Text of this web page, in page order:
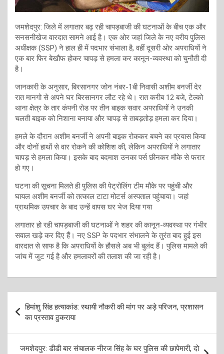
जमशेदपुर: जिले में लगातार बढ़ रही चापड़बाजी की घटनाओं के बीच एक और
सनसनीखेज वारदात सामने आई है। एक ओर जहां जिले के नए वरीय पुलिस
अधीक्षक (SSP) ने हाल ही में पदभार संभाला है, वहीं दूसरी ओर अपराधियों ने
एक बार फिर बेखौफ होकर चापड़ से हमला कर कानून-व्यवस्था को चुनौती दी
है।
जानकारी के अनुसार, बिरसानगर जोन नंबर-1बी निवासी अशीम बनर्जी देर
रात मानगो से अपने घर बिरसानगर लौट रहे थे। रात करीब 12 बजे, टेल्को
थाना क्षेत्र के तार कंपनी रोड पर तीन बाइक सवार अपराधियों ने उनकी
चलती बाइक को निशाना बनाया और चापड़ से ताबड़तोड़ हमला कर दिया।
हमले के दौरान अशीम बनर्जी ने अपनी बाइक रोककर बचने का प्रयास किया
और दोनों हाथों से वार रोकने की कोशिश की, लेकिन अपराधियों ने लगातार
चापड़ से हमला किया। इसके बाद बदमाश उनका पर्स छीनकर मौके से फरार
हो गए।
घटना की सूचना मिलते ही पुलिस की पेट्रोलिंग टीम मौके पर पहुंची और
घायल अशीम बनर्जी को तत्काल टाटा मोटर्स अस्पताल पहुंचाया। जहां
प्राथमिक उपचार के बाद उन्हें वापस घर भेज दिया गया
लगातार हो रही चापड़बाजी की घटनाओं ने शहर की कानून-व्यवस्था पर गंभीर
सवाल खड़े कर दिए हैं। नए SSP के पदभार संभालने के तुरंत बाद हुई इस
वारदात से साफ है कि अपराधियों के हौसले अब भी बुलंद हैं। पुलिस मामले की
जांच में जुट गई है और हमलावरों की तलाश की जा रही है।
Post
navigation
हिमांशु सिंह हत्याकांड: स्थायी नौकरी की मांग पर अड़े परिजन, प्रशासन
का प्रस्ताव ठुकराया
जमशेदपुर: डीडी बार संचालक नीरज सिंह के घर पुलिस की छापेमारी, दो